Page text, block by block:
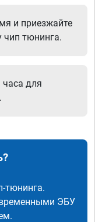
и приезжайте
чип тюнинга.
часа для
тюнинга.
ЭБУ